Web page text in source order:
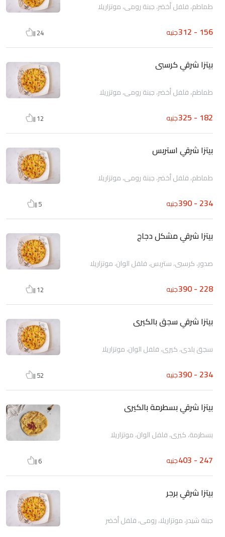
طماطم، فلفل أخضر، جبنة رومى، موتزاريلا
156 - 312 جنيه 24
بيتزا شرقي كرسبى
طماطم، فلفل أخضر، جبنة رومى، موتزريلا
182 - 325 جنيه 12
بيتزا شرقي استربس
طماطم، فلفل أخضر، جبنة رومى، موتزاريلا
234 - 390 جنيه 5
بيتزا شرقي مشكل دجاج
صدور، كرسبي، ستربس، فلفل الوان، موتزاريلا
228 - 390 جنيه 12
بيتزا شرقي سجق بالكيرى
سجق بلدى، كيري، فلفل الوان، موتزاريلا
234 - 390 جنيه 52
بيتزا شرقي بسطرمة بالكيرى
بسطرمة، كيري، فلفل الوان، موتزاريلا
247 - 403 جنيه 6
بيتزا شرقي برجر
جبنة شيدر، موتزاريلا، رومى، فلفل أخضر